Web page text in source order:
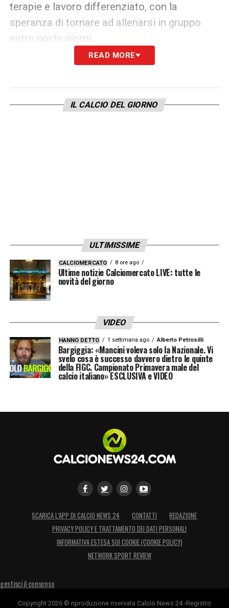
terapie e lavoro differenziato, con la
speranza di tornare ad allenarsi in gruppo
entro pochi giorni.
Nonostante lo stop, a Genova c’è ottimismo:
problema di lieve entità. Tuttavia, la
Sampdoria preferisce agire con cautela per
piccolo ostacolo nel percorso di costruzione
della Samp di Donati, che ha individuato nel
giovane exUdineseuno dei punti di
riferimento per il futuro. Con la sua creatività
e il suo mancino raffinato, Pafundi è
considerato un potenziale leader tecnico del
Doria.
Le prossime ore saranno decisive per
definire i tempi di recupero, ma la sensazione
LEGGI ANCHE >>>
Calendario Serie B 2025/2026: date,
READ MORE
IL CALCIO DEL GIORNO
ULTIMISSIME
CALCIOMERCATO 8 ore ago
Ultime notizie Calciomercato LIVE: tutte le
novità del giorno
VIDEO
HANNO DETTO 1 settimana ago Alberto Petrosilli
Bargiggia: «Mancini voleva solo la Nazionale. Vi
svelo cosa è successo davvero dietro le quinte
della FIGC. Campionato Primavera male del
calcio italiano» ESCLUSIVA e VIDEO
SCARICA L’APP DI CALCIO NEWS 24 CONTATTI
REDAZIONE
PRIVACY POLICY E TRATTAMENTO DEI DATI PERSONALI
INFORMATIVA ESTESA SUI COOKIE (COOKIE POLICY)
NETWORK SPORT REVIEW
gestisci il consenso
Copyright 2026 © riproduzione riservata Calcio News 24 -Registro